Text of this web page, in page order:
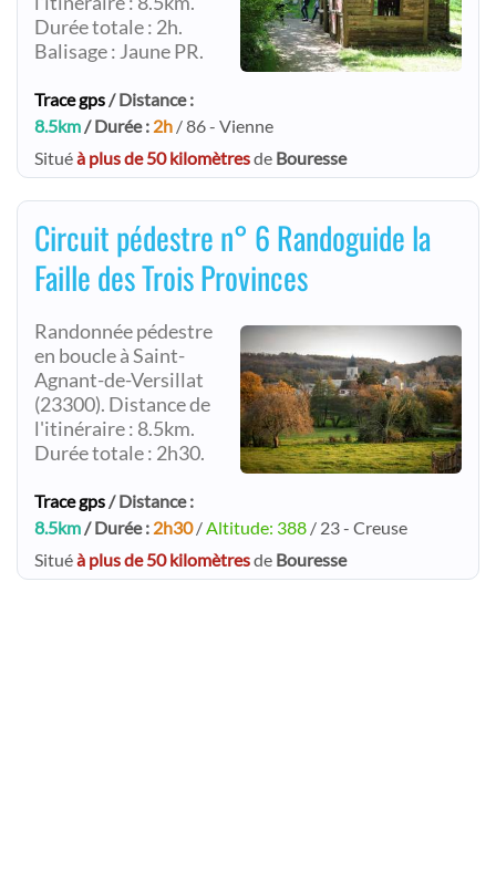
Durée totale : 2h.
Balisage : Jaune PR.
Trace gps/ Distance :
8.5km/ Durée : 2h / 86 - Vienne
Situéà plus de 50 kilomètresde Bouresse
Circuit pédestre n° 6 Randoguide la
Faille des Trois Provinces
Randonnée pédestre
en boucle à Saint-
Agnant-de-Versillat
(23300). Distance de
l'itinéraire : 8.5km.
Durée totale : 2h30.
Trace gps/ Distance :
8.5km/ Durée : 2h30/Altitude: 388 / 23 - Creuse
Situéà plus de 50 kilomètresde Bouresse